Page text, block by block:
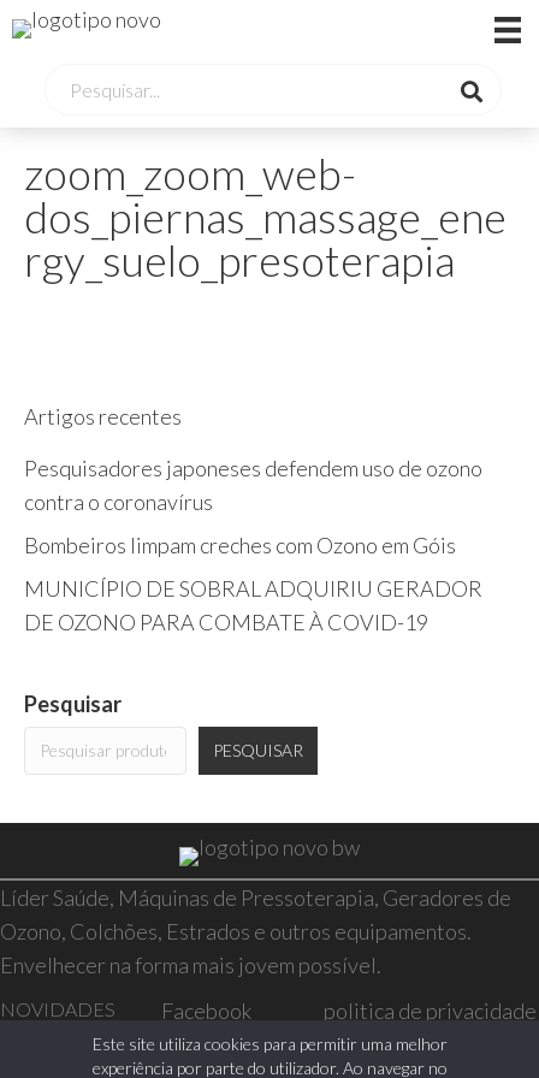
zoom_zoom_web-
dos_piernas_massage_ene
rgy_suelo_presoterapia
Artigos recentes
Pesquisadores japoneses defendem uso de ozono
contra o coronavírus
Bombeiros limpam creches com Ozono em Góis
MUNICÍPIO DE SOBRAL ADQUIRIU GERADOR
DE OZONO PARA COMBATE À COVID-19
Pesquisar
PESQUISAR
Líder Saúde, Máquinas de Pressoterapia, Geradores de
Ozono, Colchões, Estrados e outros equipamentos.
Envelhecer na forma mais jovem possível.
NOVIDADES
SAÚDE E BEM-
Facebook
Instagram
politica de privacidade
resolução de conflitos
Este site utiliza cookies para permitir uma melhor
experiência por parte do utilizador. Ao navegar no